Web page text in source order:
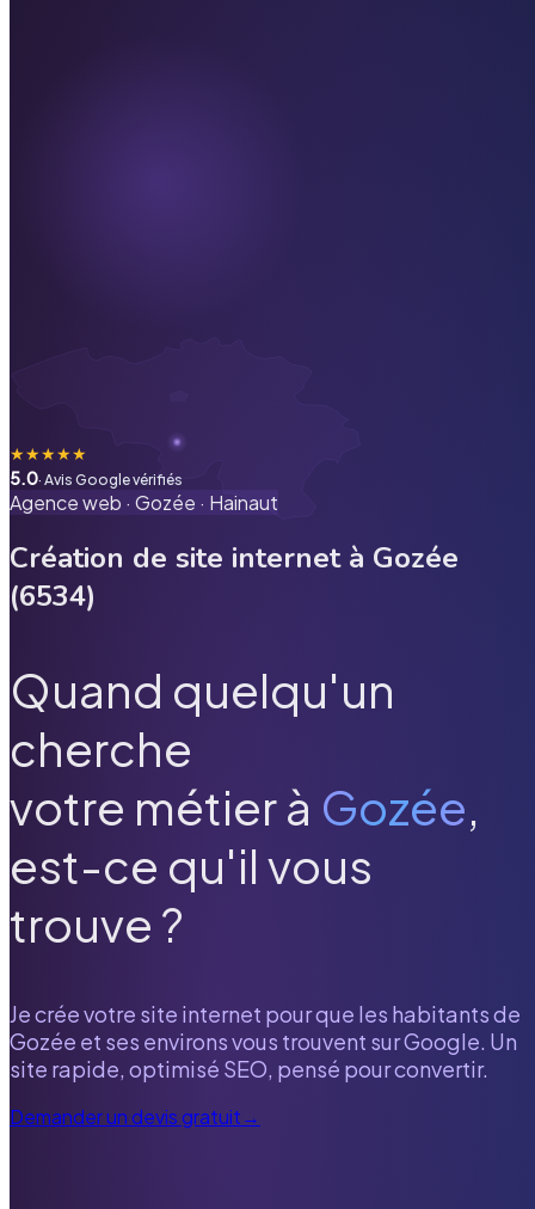
★★★★★
5.0· Avis Google vérifiés
Agence web · Gozée · Hainaut
Création de site internet à Gozée
(6534)
Quand quelqu'un
cherche
votre métier à Gozée,
est-ce qu'il vous
trouve ?
Je crée votre site internet pour que les habitants de
Gozée et ses environs vous trouvent sur Google. Un
site rapide, optimisé SEO, pensé pour convertir.
Demander un devis gratuit→